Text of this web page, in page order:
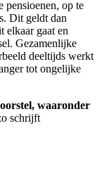
pensioenen, op te
Dit geldt dan
elkaar gaat en
Gezamenlijke
deeltijds werkt
tot ongelijke
waaronder
schrijft